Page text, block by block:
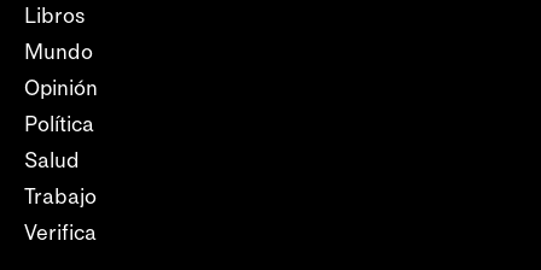
Libros
Mundo
Opinión
Política
Salud
Trabajo
Verifica